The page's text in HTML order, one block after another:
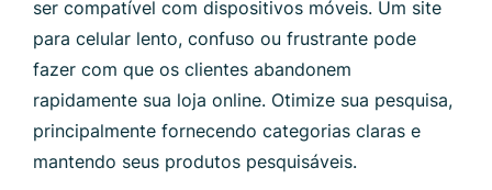
ser compatível com dispositivos móveis. Um site
para celular lento, confuso ou frustrante pode
fazer com que os clientes abandonem
rapidamente sua loja online. Otimize sua pesquisa,
principalmente fornecendo categorias claras e
mantendo seus produtos pesquisáveis.